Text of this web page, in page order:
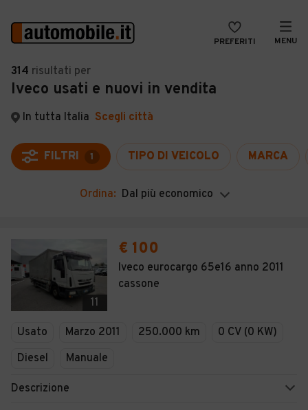
PREFERITI MENU
Auto
Auto usate
Auto Km 0
Auto Nuove
Noleggio a lungo termine
Moto
Camper
Veicoli Commerciali
VENDI
MAGAZINE
ACCEDI
314 risultati per
Iveco usati e nuovi in vendita
In tutta Italia Scegli città
FILTRI 1 TIPO DI VEICOLO MARCA
Ordina: Dal più economico
11
€ 100
Iveco eurocargo 65e16 anno 2011
cassone
Usato Marzo 2011 250.000 km
0 CV (0 KW)
Diesel
Manuale
Descrizione